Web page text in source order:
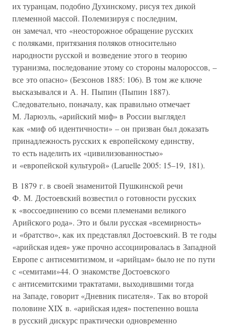
их туранцам, подобно Духинскому, рисуя тех дикой
племенной массой. Полемизируя с последним,
он замечал, что «неосторожное обращение русских
с поляками, притязания поляков относительно
народности русской и возведение этого в теорию
туранизма, последование этому со стороны малороссов, –
все это опасно» (Безсонов 1885: 106). В том же ключе
высказывался и А. Н. Пыпин (Пыпин 1887).
Следовательно, поначалу, как правильно отмечает
М. Ларюэль, «арийский миф» в России выглядел
как «миф об идентичности» – он призван был доказать
принадлежность русских к европейскому единству,
то есть наделить их «цивилизованностью»
и «европейской культурой» (Laruelle 2005: 15–19, 181).
В 1879 г. в своей знаменитой Пушкинской речи
Ф. М. Достоевский возвестил о готовности русских
к «воссоединению со всеми племенами великого
Арийского рода». Это и были русская «всемирность»
и «братство», как их представлял Достоевский. В те годы
«арийская идея» уже прочно ассоциировалась в Западной
Европе с антисемитизмом, и «арийцам» было не по пути
с «семитами»44. О знакомстве Достоевского
с антисемитскими трактатами, выходившими тогда
на Западе, говорит «Дневник писателя». Так во второй
половине XIX в. «арийская идея» постепенно вошла
в русский дискурс практически одновременно